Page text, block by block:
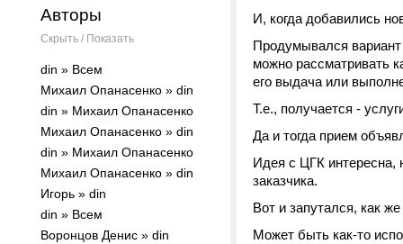
Авторы
Скрыть / Показать
din » Всем
Михаил Опанасенко » din
din » Михаил Опанасенко
Михаил Опанасенко » din
din » Михаил Опанасенко
Михаил Опанасенко » din
Игорь » din
din » Всем
Воронцов Денис » din
И, когда добавились
Продумывался вариант
можно рассматривать
его выдача или
Т.е., получается -
Да и тогда прием
Идея с ЦГК интересна,
заказчика.
Вот и запутался, как
Может быть как-то